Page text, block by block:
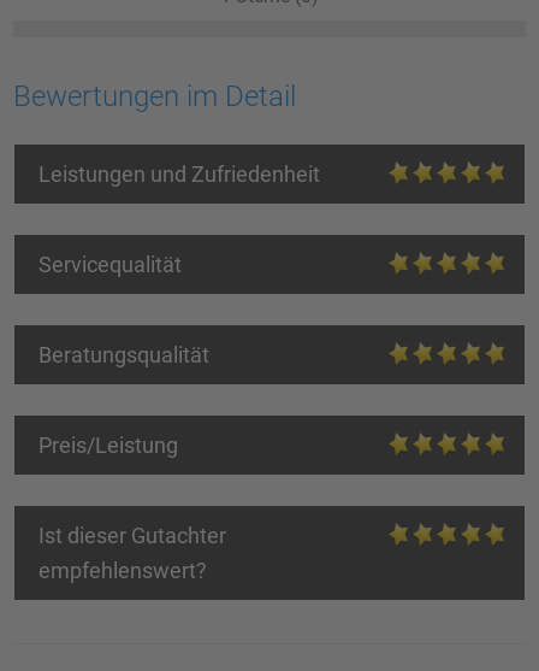
Bewertungen im Detail
Leistungen und Zufriedenheit
Servicequalität
Beratungsqualität
Preis/Leistung
Ist dieser Gutachter
empfehlenswert?